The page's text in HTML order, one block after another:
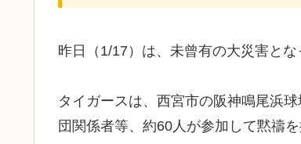
昨日（1/17）は、未曾有の大災害と
タイガースは、西宮市の阪神鳴尾浜
団関係者等、約60人が参加して黙禱を